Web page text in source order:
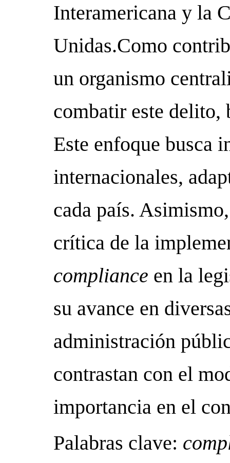
Interamericana y la
Unidas.Como
un organismo
combatir este delito,
Este enfoque busca
internacionales,
cada país.
crítica de la
compliance en la
su avance en
administración
contrastan con el
importancia en el
Palabras clave: